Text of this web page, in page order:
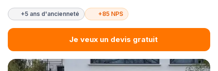
+5 ans d'ancienneté +85 NPS
Je veux un devis gratuit